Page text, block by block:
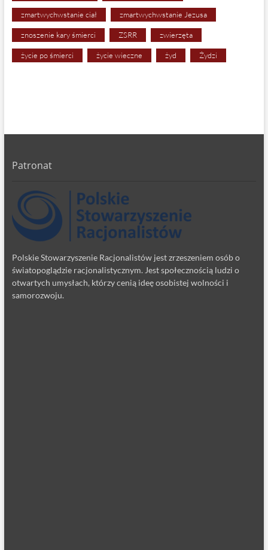
zmartwychwstanie ciał zmartwychwstanie Jezusa
znoszenie kary śmierci ZSRR zwierzęta
życie po śmierci życie wieczne żyd Żydzi
Patronat
Polskie Stowarzyszenie Racjonalistów jest zrzeszeniem osób o
światopoglądzie racjonalistycznym. Jest społecznością ludzi o
otwartych umysłach, którzy cenią ideę osobistej wolności i
samorozwoju.